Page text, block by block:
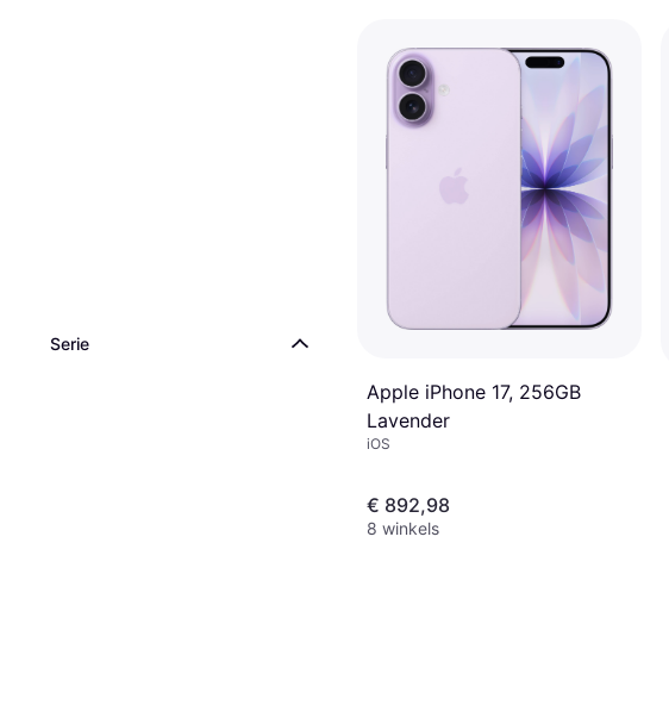
Serie
Apple iPhone 17, 256GB
Lavender
iOS
€ 892,98
8 winkels